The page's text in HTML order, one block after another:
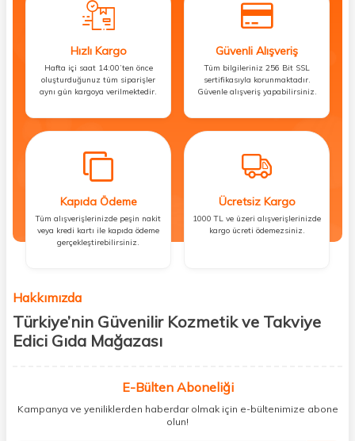
Hızlı Kargo
Hafta içi saat 14:00’ten önce
oluşturduğunuz tüm siparişler
aynı gün kargoya verilmektedir.
Güvenli Alışveriş
Tüm bilgileriniz 256 Bit SSL
sertifikasıyla korunmaktadır.
Güvenle alışveriş yapabilirsiniz.
Kapıda Ödeme
Tüm alışverişlerinizde peşin nakit
veya kredi kartı ile kapıda ödeme
gerçekleştirebilirsiniz.
Ücretsiz Kargo
1000 TL ve üzeri alışverişlerinizde
kargo ücreti ödemezsiniz.
Hakkımızda
Türkiye’nin Güvenilir Kozmetik ve Takviye
Edici Gıda Mağazası
kişisel bakım hem de takviye edici gıda ürünlerini sizlerle
buluşturuyoruz. Artık mağaza mağaza dolaşmanıza gerek yok;
ihtiyacınız olan her şeyi tek bir çatı altında topluyor ve kapınıza kadar
E-Bülten Aboneliği
Kampanya ve yeniliklerden haberdar olmak için e-bültenimize abone
olun!